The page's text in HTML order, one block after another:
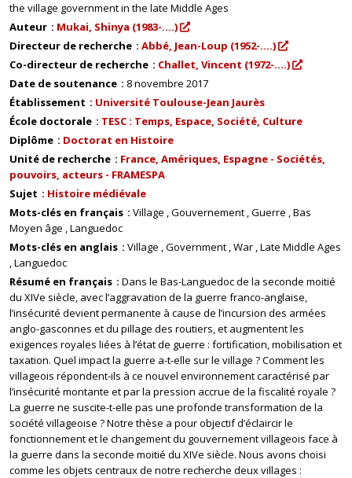
the village government in the late Middle Ages
Auteur
Mukai, Shinya (1983-....)
Directeur de recherche
Abbé, Jean-Loup (1952-....)
Co-directeur de recherche
Challet, Vincent (1972-....)
Date de soutenance
8 novembre 2017
Établissement
Université Toulouse-Jean Jaurès
École doctorale
TESC : Temps, Espace, Société, Culture
Diplôme
Doctorat en Histoire
Unité de recherche
France, Amériques, Espagne - Sociétés,
pouvoirs, acteurs - FRAMESPA
Sujet
Histoire médiévale
Mots-clés en français
Village Gouvernement Guerre Bas
Moyen âge Languedoc
Mots-clés en anglais
Village Government War Late Middle Ages
Languedoc
Résumé en français
Dans le Bas-Languedoc de la seconde moitié
du XIVe siècle, avec l’aggravation de la guerre franco-anglaise,
l’insécurité devient permanente à cause de l’incursion des armées
anglo-gasconnes et du pillage des routiers, et augmentent les
exigences royales liées à l’état de guerre : fortification, mobilisation et
taxation. Quel impact la guerre a-t-elle sur le village ? Comment les
villageois répondent-ils à ce nouvel environnement caractérisé par
l’insécurité montante et par la pression accrue de la fiscalité royale ?
La guerre ne suscite-t-elle pas une profonde transformation de la
société villageoise ? Notre thèse a pour objectif d’éclaircir le
fonctionnement et le changement du gouvernement villageois face à
la guerre dans la seconde moitié du XIVe siècle. Nous avons choisi
comme les objets centraux de notre recherche deux villages :